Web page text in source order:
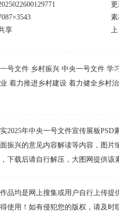
素
享
上
号文件 乡村振兴 中央一号文件 学
着力推进乡村建设 着力健全乡村
2025年中央一号文件宣传展板
振兴的意见内容解读等内容，图片
下载后请自行解压，大图网提供该
品均是网上搜集或用户自行上传
使用！如有侵犯您的版权，请及时